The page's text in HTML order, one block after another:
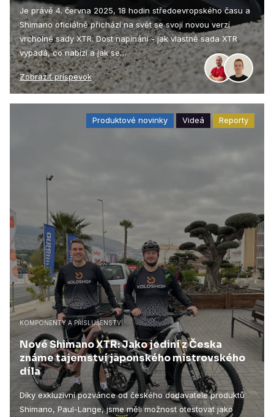
Je právě 4. června 2025, 18 hodin středoevropského času a
Shimano oficiálně přichází na svět se svojí novou verzí
vrcholné sady XTR. Dost napínání - jak vlastně sada XTR
vypadá, co nabízí a jak se…
Zobraziť príspevok
Produktové novinky Videá Reporty
KOMPONENTY A PŘÍSLUŠENSTVÍ
Nové Shimano XTR: Jako jediní z Česka
známe tajemství japonského mistrovského
díla
Díky exkluzivní pozvánce od českého dodavatele produktů
Shimano, Paul-Lange, jsme měli možnost otestovat jako